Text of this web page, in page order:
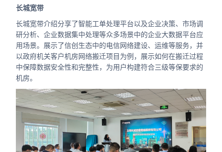
长城宽带
长城宽带介绍分享了智能工单处理平台以及企业决策、市场调
研分析、企业数据集中处理等众多场景中的企业大数据平台应
用场景。展示了信创生态中的电信网络建设、运维等服务，并
以政府机关客户机房网络搬迁项目为例，展示如何在搬迁过程
中保障数据安全性和完整性，为用户构建符合三级等保要求的
机房。